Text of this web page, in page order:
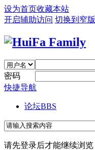
设为首页收藏本站
开启辅助访问 切换到窄版
密码
快捷导航
论坛BBS
请先登录后才能继续浏览